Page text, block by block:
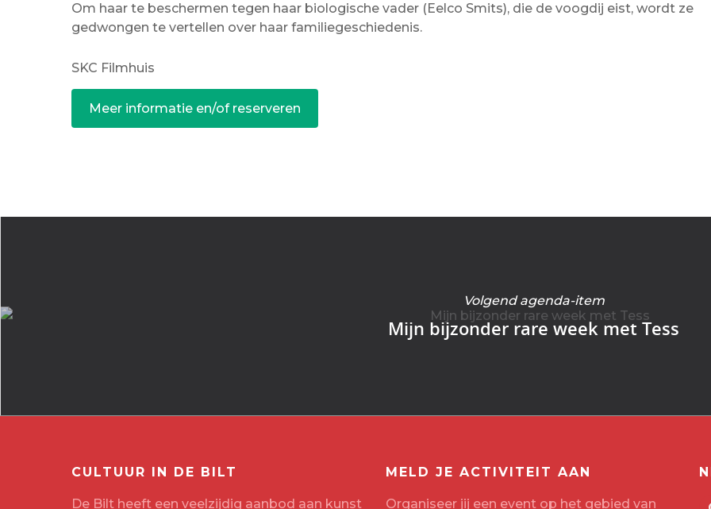
Om haar te beschermen tegen haar biologische vader (Eelco Smits), die de voogdij eist, wordt ze
gedwongen te vertellen over haar familiegeschiedenis.
SKC Filmhuis
Meer informatie en/of reserveren
Volgend agenda-item
Mijn bijzonder rare week met Tess
CULTUUR IN DE BILT
De Bilt heeft een veelzijdig aanbod aan kunst
MELD JE ACTIVITEIT AAN
Organiseer jij een event op het gebied van